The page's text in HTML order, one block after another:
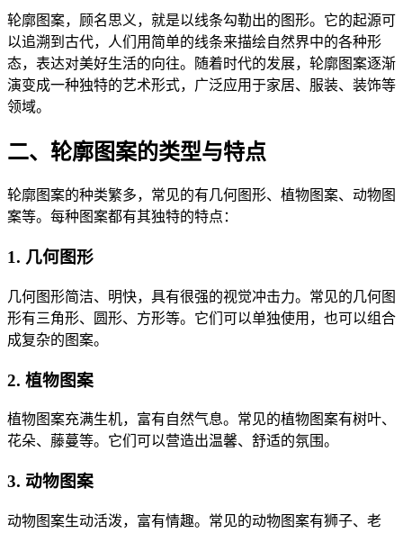
轮廓图案，顾名思义，就是以线条勾勒出的图形。它的起源可
以追溯到古代，人们用简单的线条来描绘自然界中的各种形
态，表达对美好生活的向往。随着时代的发展，轮廓图案逐渐
演变成一种独特的艺术形式，广泛应用于家居、服装、装饰等
领域。
二、轮廓图案的类型与特点
轮廓图案的种类繁多，常见的有几何图形、植物图案、动物图
案等。每种图案都有其独特的特点：
1. 几何图形
几何图形简洁、明快，具有很强的视觉冲击力。常见的几何图
形有三角形、圆形、方形等。它们可以单独使用，也可以组合
成复杂的图案。
2. 植物图案
植物图案充满生机，富有自然气息。常见的植物图案有树叶、
花朵、藤蔓等。它们可以营造出温馨、舒适的氛围。
3. 动物图案
动物图案生动活泼，富有情趣。常见的动物图案有狮子、老